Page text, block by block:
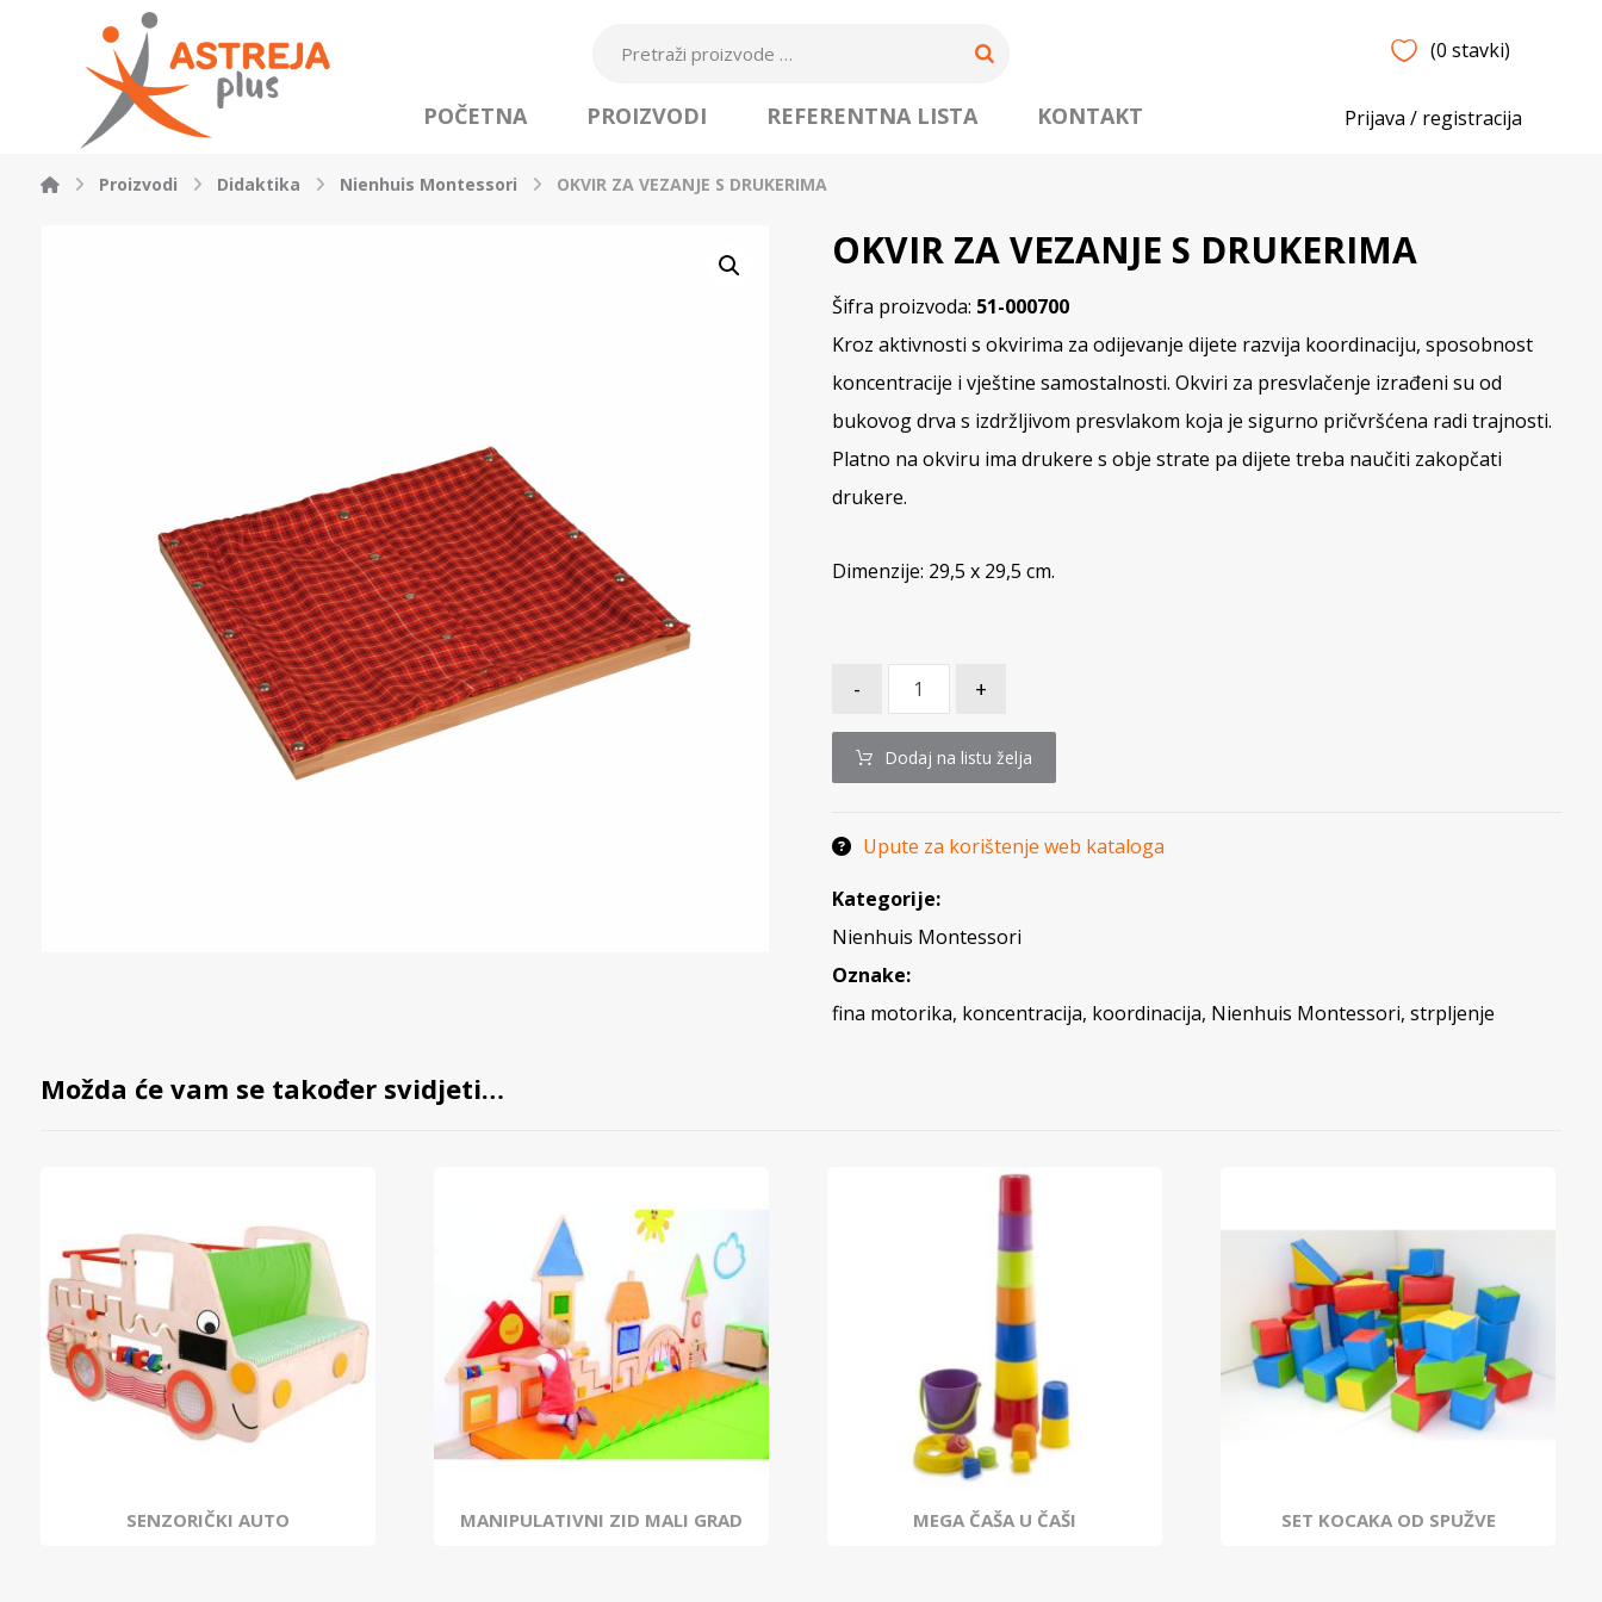
(0 stavki)
Prijava / registracija
POČETNA PROIZVODI REFERENTNA LISTA KONTAKT
Proizvodi Didaktika Nienhuis Montessori OKVIR ZA VEZANJE S DRUKERIMA
OKVIR ZA VEZANJE S DRUKERIMA
Šifra proizvoda: 51-000700
Kroz aktivnosti s okvirima za odijevanje dijete razvija koordinaciju, sposobnost
koncentracije i vještine samostalnosti. Okviri za presvlačenje izrađeni su od
bukovog drva s izdržljivom presvlakom koja je sigurno pričvršćena radi trajnosti.
Platno na okviru ima drukere s obje strate pa dijete treba naučiti zakopčati
drukere.
Dimenzije: 29,5 x 29,5 cm.
- +
Dodaj na listu želja
Upute za korištenje web kataloga
Kategorije:
Nienhuis Montessori
Oznake:
fina motorika, koncentracija, koordinacija, Nienhuis Montessori, strpljenje
Možda će vam se također svidjeti…
SENZORIČKI AUTO MANIPULATIVNI ZID MALI GRAD MEGA ČAŠA U ČAŠI SET KOCAKA OD SPUŽVE